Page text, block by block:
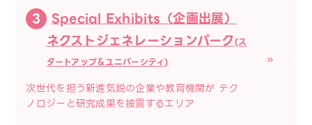
3 Special Exhibits（企画出展）
ネクストジェネレーションパーク(ス
タートアップ＆ユニバーシティ)
次世代を担う新進気鋭の企業や教育機関が テク
ノロジーと研究成果を披露するエリア